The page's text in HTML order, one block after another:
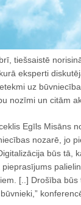
tiešsaistē
eksperti
uz
nozīmi un citām
Egīls Misāns
nozarē, jo
būs tā,
[..] Drošība